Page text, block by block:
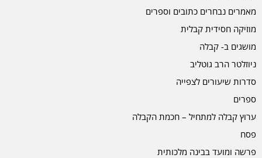
מאמרים נבחרים כתובים וספרים
מוזיקה חסידית קבלית
מושגים ב- קבלה
ניוזלטר הרב גוטליב
סדרות שיעורים לצפייה
ספרים
ערוץ קבלה למתחיל – חכמת הקבלה
פסח
פרשה ומועד בבינה מלכותית